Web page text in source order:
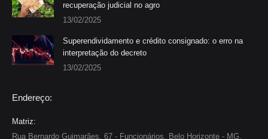
recuperação judicial no agro
13/02/2025
Superendividamento e crédito consignado: o erro na
interpretação do decreto
13/02/2025
Endereço:
Matriz:
Rua Bernardo Guimarães, 67 - Funcionários, Belo Horizonte - MG,